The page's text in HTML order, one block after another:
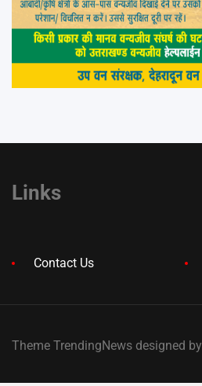
Links
Contact Us
Theme TrendingNews designed by